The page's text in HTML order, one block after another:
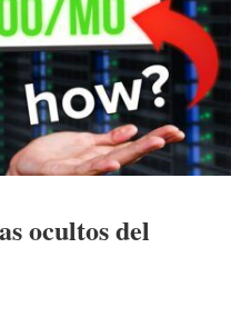
ocultos del